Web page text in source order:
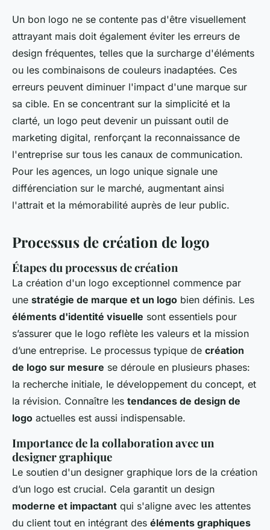
Un bon logo ne se contente pas d'être visuellement
attrayant mais doit également éviter les erreurs de
design fréquentes, telles que la surcharge d'éléments
ou les combinaisons de couleurs inadaptées. Ces
erreurs peuvent diminuer l'impact d'une marque sur
sa cible. En se concentrant sur la simplicité et la
clarté, un logo peut devenir un puissant outil de
marketing digital, renforçant la reconnaissance de
l'entreprise sur tous les canaux de communication.
Pour les agences, un logo unique signale une
différenciation sur le marché, augmentant ainsi
l'attrait et la mémorabilité auprès de leur public.
Processus de création de logo
Étapes du processus de création
La création d'un logo exceptionnel commence par
une stratégie de marque et un logo bien définis. Les
éléments d'identité visuelle sont essentiels pour
s’assurer que le logo reflète les valeurs et la mission
d’une entreprise. Le processus typique de création
de logo sur mesure se déroule en plusieurs phases:
la recherche initiale, le développement du concept, et
la révision. Connaître les tendances de design de
logo actuelles est aussi indispensable.
Importance de la collaboration avec un
designer graphique
Le soutien d'un designer graphique lors de la création
d’un logo est crucial. Cela garantit un design
moderne et impactant qui s'aligne avec les attentes
du client tout en intégrant des éléments graphiques